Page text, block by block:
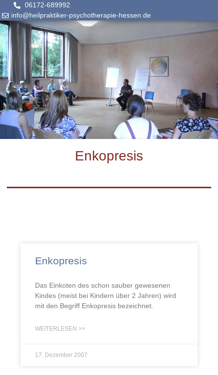
06172-689992
info@heilpraktiker-psychotherapie-hessen.de
Enkopresis
Enkopresis
Das Einkoten des schon sauber gewesenen
Kindes (meist bei Kindern über 2 Jahren) wird
mit den Begriff Enkopresis bezeichnet.
WEITERLESEN >>
17. Dezember 2007